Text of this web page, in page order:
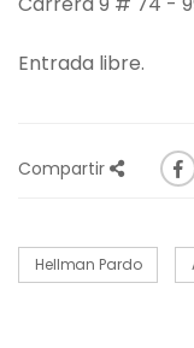
Entrada libre.
Compartir
Hellman Pardo